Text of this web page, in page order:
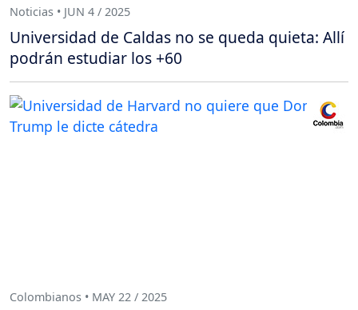
Noticias • JUN 4 / 2025
Universidad de Caldas no se queda quieta: Allí
podrán estudiar los +60
Colombianos • MAY 22 / 2025